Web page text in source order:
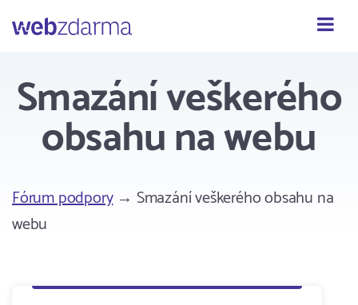
Webzdarma
Smazání veškerého
obsahu na webu
Fórum podpory→ Smazání veškerého obsahu na
webu